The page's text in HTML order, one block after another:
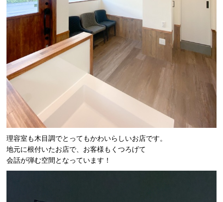
理容室も木目調でとってもかわいらしいお店です。
地元に根付いたお店で、お客様もくつろげて
会話が弾む空間となっています！